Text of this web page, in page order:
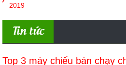
2019
Tin tức
Top 3 máy chiếu bán chạy